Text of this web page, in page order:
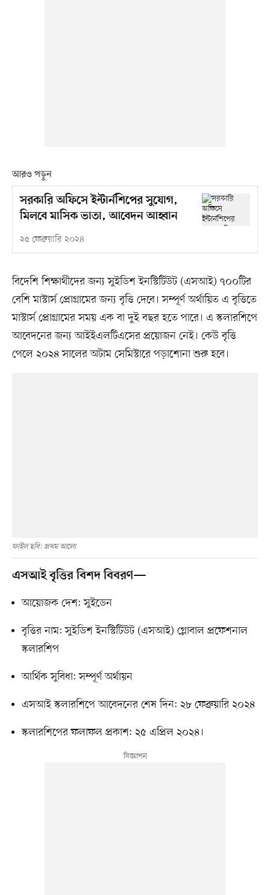
আরও পড়ুন
সরকারি অফিসে ইন্টার্নশিপের সুযোগ,
মিলবে মাসিক ভাতা, আবেদন আহ্বান
২৫ ফেব্রুয়ারি ২০২৪
বিদেশি শিক্ষার্থীদের জন্য সুইডিশ ইনস্টিটিউট (এসআই) ৭০০টির
বেশি মাস্টার্স প্রোগ্রামের জন্য বৃত্তি দেবে। সম্পূর্ণ অর্থায়িত এ বৃত্তিতে
মাস্টার্স প্রোগ্রামের সময় এক বা দুই বছর হতে পারে। এ স্কলারশিপে
আবেদনের জন্য আইইএলটিএসের প্রয়োজন নেই। কেউ বৃত্তি
পেলে ২০২৪ সালের অটাম সেমিস্টারে পড়াশোনা শুরু হবে।
ফাইল ছবি: প্রথম আলো
এসআই বৃত্তির বিশদ বিবরণ—
আয়োজক দেশ: সুইডেন
বৃত্তির নাম: সুইডিশ ইনস্টিটিউট (এসআই) গ্লোবাল প্রফেশনাল
স্কলারশিপ
আর্থিক সুবিধা: সম্পূর্ণ অর্থায়ন
এসআই স্কলারশিপে আবেদনের শেষ দিন: ২৮ ফেব্রুয়ারি ২০২৪
স্কলারশিপের ফলাফল প্রকাশ: ২৫ এপ্রিল ২০২৪।